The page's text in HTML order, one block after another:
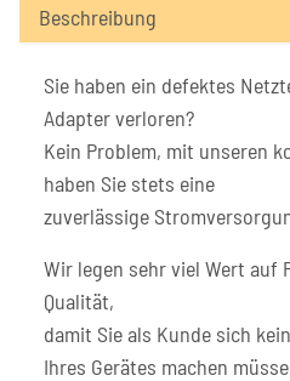
Beschreibung
Sie haben ein defektes
Adapter verloren?
Kein Problem, mit unseren
haben Sie stets eine
zuverlässige
Wir legen sehr viel Wert auf
Qualität,
damit Sie als Kunde sich
Ihres Gerätes machen